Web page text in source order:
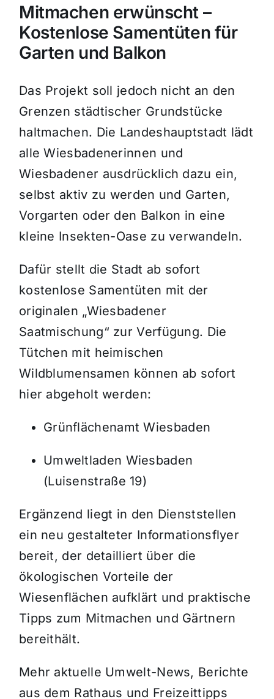
Mitmachen erwünscht –
Kostenlose Samentüten für
Garten und Balkon
Das Projekt soll jedoch nicht an den
Grenzen städtischer Grundstücke
haltmachen. Die Landeshauptstadt lädt
alle Wiesbadenerinnen und
Wiesbadener ausdrücklich dazu ein,
selbst aktiv zu werden und Garten,
Vorgarten oder den Balkon in eine
kleine Insekten-Oase zu verwandeln.
Dafür stellt die Stadt ab sofort
kostenlose Samentüten mit der
originalen „Wiesbadener
Saatmischung“ zur Verfügung. Die
Tütchen mit heimischen
Wildblumensamen können ab sofort
hier abgeholt werden:
Grünflächenamt Wiesbaden
Umweltladen Wiesbaden
(Luisenstraße 19)
Ergänzend liegt in den Dienststellen
ein neu gestalteter Informationsflyer
bereit, der detailliert über die
ökologischen Vorteile der
Wiesenflächen aufklärt und praktische
Tipps zum Mitmachen und Gärtnern
bereithält.
Mehr aktuelle Umwelt-News, Berichte
aus dem Rathaus und Freizeittipps